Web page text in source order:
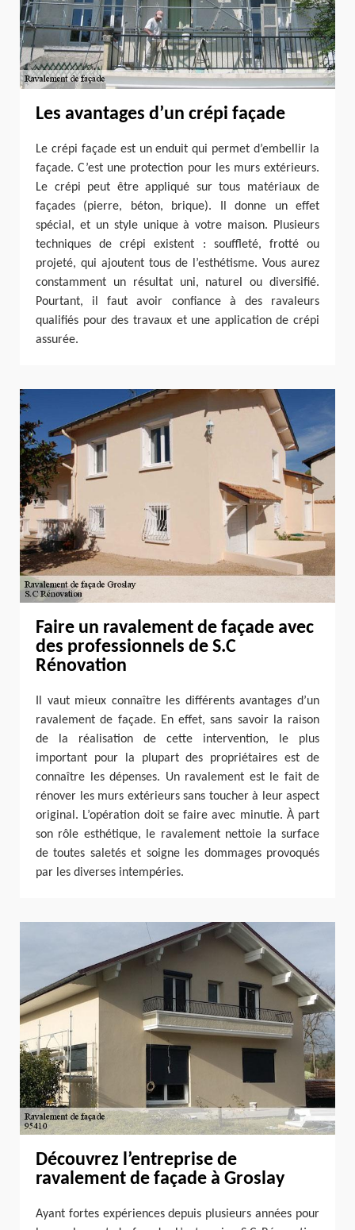
Les avantages d’un crépi façade
Le crépi façade est un enduit qui permet d’embellir la
façade. C’est une protection pour les murs extérieurs.
Le crépi peut être appliqué sur tous matériaux de
façades (pierre, béton, brique). Il donne un effet
spécial, et un style unique à votre maison. Plusieurs
techniques de crépi existent : souffleté, frotté ou
projeté, qui ajoutent tous de l’esthétisme. Vous aurez
constamment un résultat uni, naturel ou diversifié.
Pourtant, il faut avoir confiance à des ravaleurs
qualifiés pour des travaux et une application de crépi
assurée.
Faire un ravalement de façade avec
des professionnels de S.C
Rénovation
Il vaut mieux connaître les différents avantages d’un
ravalement de façade. En effet, sans savoir la raison
de la réalisation de cette intervention, le plus
important pour la plupart des propriétaires est de
connaître les dépenses. Un ravalement est le fait de
rénover les murs extérieurs sans toucher à leur aspect
original. L’opération doit se faire avec minutie. À part
son rôle esthétique, le ravalement nettoie la surface
de toutes saletés et soigne les dommages provoqués
par les diverses intempéries.
Découvrez l’entreprise de
ravalement de façade à Groslay
Ayant fortes expériences depuis plusieurs années pour